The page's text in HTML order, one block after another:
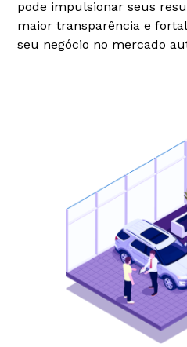
pode impulsionar seus
maior transparência e
seu negócio no mercado